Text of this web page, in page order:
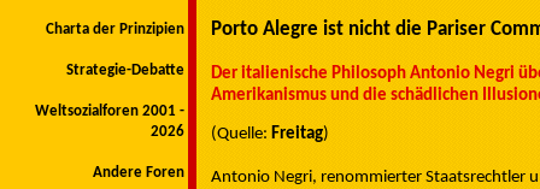
Charta der Prinzipien
Strategie-Debatte
Weltsozialforen 2001 -
2026
Andere Foren
Porto Alegre ist nicht die Pariser
Der italienische Philosoph Antonio Negri
Amerikanismus und die schädlichen
(Quelle: Freitag)
Antonio Negri, renommierter Staatsrechtler